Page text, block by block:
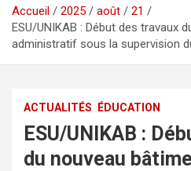
Accueil 2025 août
21
ESU/UNIKAB : Début des travaux
administratif sous la supervision
ACTUALITÉS ÉDUCATION
ESU/UNIKAB :
du nouveau